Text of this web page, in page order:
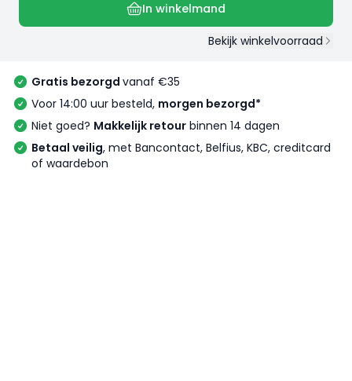
In winkelmand
Bekijk winkelvoorraad
Gratis bezorgd vanaf €35
Voor 14:00 uur besteld, morgen bezorgd*
Niet goed? Makkelijk retour binnen 14 dagen
Betaal veilig, met Bancontact, Belfius, KBC, creditcard
of waardebon